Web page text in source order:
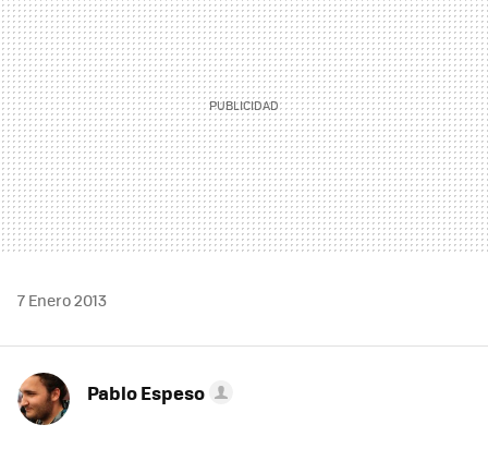
7 Enero 2013
Pablo Espeso